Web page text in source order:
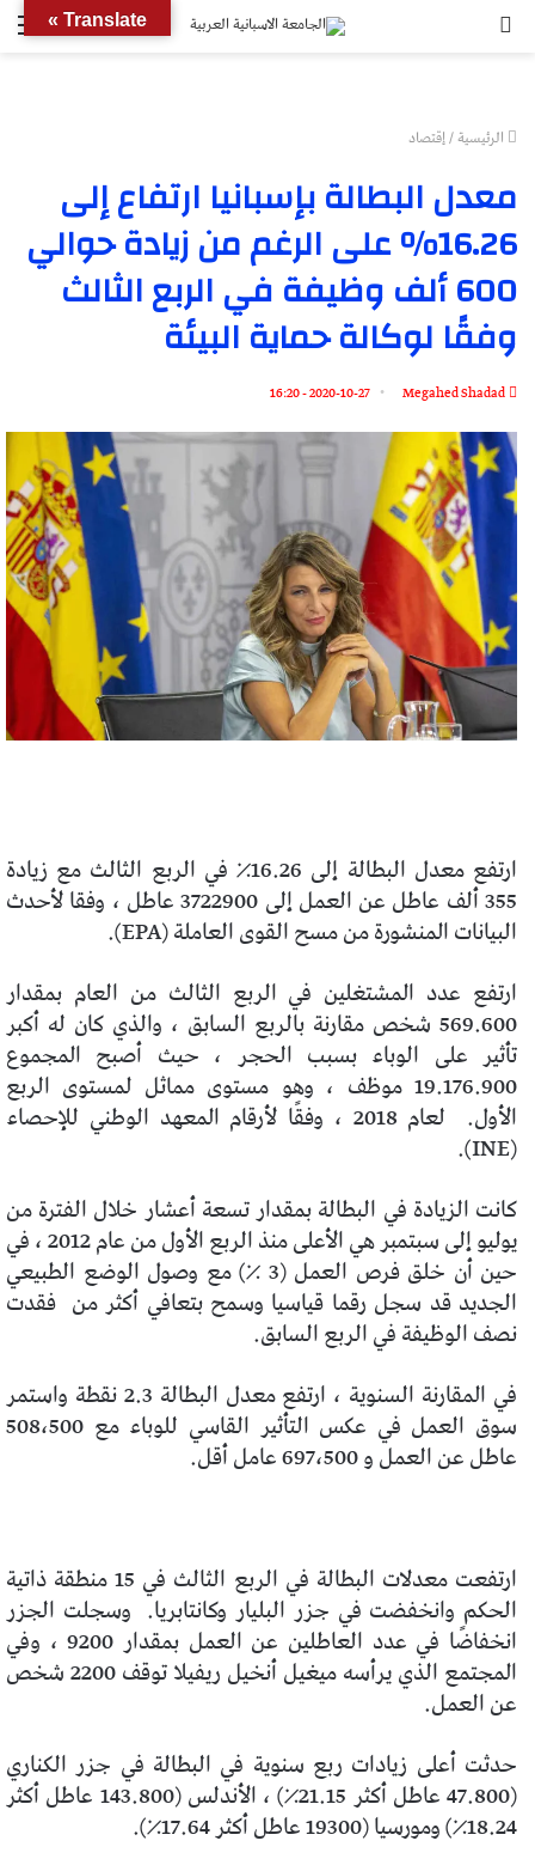
الرئيسية/إقتصاد
معدل البطالة بإسبانيا ارتفاع إلى
16.26٪ على الرغم من زيادة حوالي
600 ألف وظيفة في الربع الثالث
وفقًا لوكالة حماية البيئة
Megahed Shadad
2020-10-27 - 16:20
ارتفع معدل البطالة إلى 16.26٪ في الربع الثالث مع زيادة
355 ألف عاطل عن العمل إلى 3722900 عاطل ، وفقا لأحدث
البيانات المنشورة من مسح القوى العاملة (EPA).
ارتفع عدد المشتغلين في الربع الثالث من العام بمقدار
569.600 شخص مقارنة بالربع السابق ، والذي كان له أكبر
تأثير على الوباء بسبب الحجر ، حيث أصبح المجموع
19.176.900 موظف ، وهو مستوى مماثل لمستوى الربع
الأول. لعام 2018 ، وفقًا لأرقام المعهد الوطني للإحصاء
(INE).
كانت الزيادة في البطالة بمقدار تسعة أعشار خلال الفترة من
يوليو إلى سبتمبر هي الأعلى منذ الربع الأول من عام 2012 ، في
حين أن خلق فرص العمل (3 ٪) مع وصول الوضع الطبيعي
الجديد قد سجل رقما قياسيا وسمح بتعافي أكثر من فقدت
نصف الوظيفة في الربع السابق.
في المقارنة السنوية ، ارتفع معدل البطالة 2.3 نقطة واستمر
سوق العمل في عكس التأثير القاسي للوباء مع 508،500
عاطل عن العمل و 697،500 عامل أقل.
ارتفعت معدلات البطالة في الربع الثالث في 15 منطقة ذاتية
الحكم وانخفضت في جزر البليار وكانتابريا. وسجلت الجزر
انخفاضًا في عدد العاطلين عن العمل بمقدار 9200 ، وفي
المجتمع الذي يرأسه ميغيل أنخيل ريفيلا توقف 2200 شخص
عن العمل.
حدثت أعلى زيادات ربع سنوية في البطالة في جزر الكناري
(47.800 عاطل أكثر 21.15٪) ، الأندلس (143.800 عاطل أكثر
18.24٪) ومورسيا (19300 عاطل أكثر 17.64٪).
Translate »